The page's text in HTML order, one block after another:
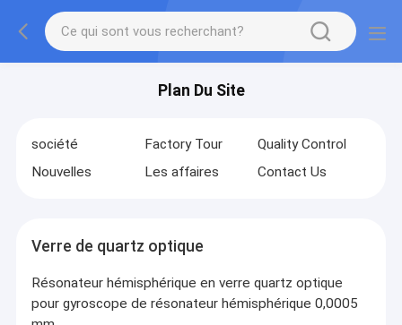
Plan Du Site
société Factory Tour
Quality Control
Nouvelles
Les affaires Contact Us
Verre de quartz optique
Résonateur hémisphérique en verre quartz optique
pour gyroscope de résonateur hémisphérique 0,0005